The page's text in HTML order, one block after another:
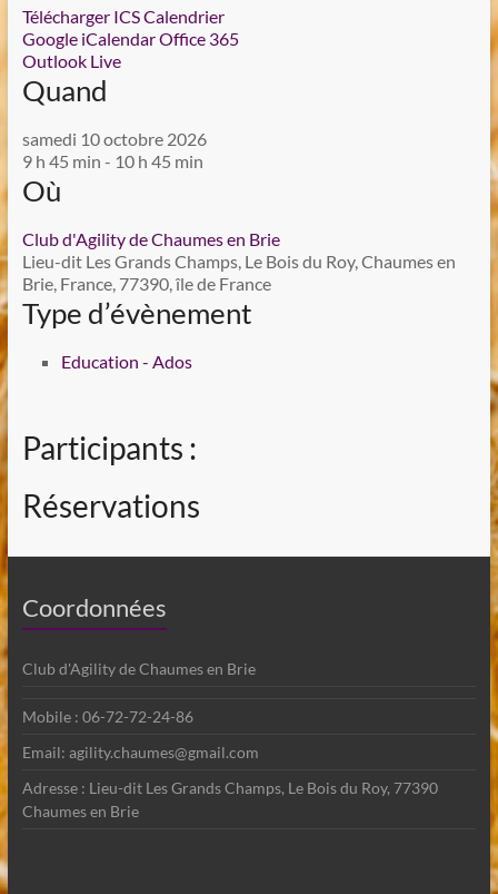
Télécharger ICSCalendrier
Google iCalendarOffice 365
Outlook Live
Quand
samedi 10 octobre 2026
9 h 45 min - 10 h 45 min
Où
Club d'Agility de Chaumes en Brie
Lieu-dit Les Grands Champs, Le Bois du Roy, Chaumes en
Brie, France, 77390, île de France
Type d’évènement
Education - Ados
Participants :
Réservations
Coordonnées
Club d'Agility de Chaumes en Brie
Mobile : 06-72-72-24-86
Email: agility.chaumes@gmail.com
Adresse : Lieu-dit Les Grands Champs, Le Bois du Roy, 77390
Chaumes en Brie